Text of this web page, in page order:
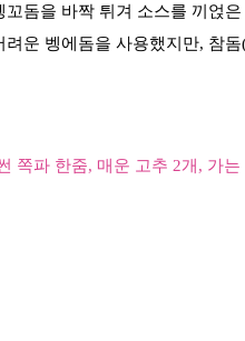
돔을 바짝 튀겨 소스를 끼얹
운 벵에돔을 사용했지만, 참
쪽파 한줌, 매운 고추 2개, 가